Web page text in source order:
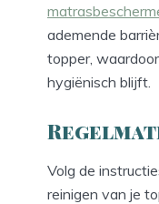
ademende
topper,
hygiënisch blijft.
Volg de
reinigen van je